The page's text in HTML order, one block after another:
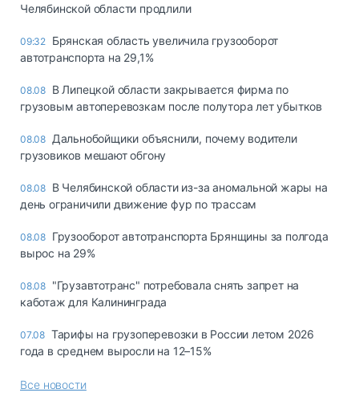
Челябинской области продлили
09:32 Брянская область увеличила грузооборот
автотранспорта на 29,1%
08.08 В Липецкой области закрывается фирма по
грузовым автоперевозкам после полутора лет убытков
08.08 Дальнобойщики объяснили, почему водители
грузовиков мешают обгону
08.08 В Челябинской области из-за аномальной жары на
день ограничили движение фур по трассам
08.08 Грузооборот автотранспорта Брянщины за полгода
вырос на 29%
08.08 "Грузавтотранс" потребовала снять запрет на
каботаж для Калининграда
07.08 Тарифы на грузоперевозки в России летом 2026
года в среднем выросли на 12–15%
Все новости